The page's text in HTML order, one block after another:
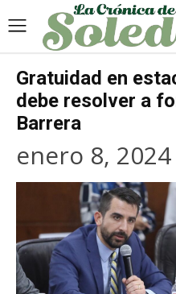
Gratuidad en
debe resolver a
Barrera
enero 8, 2024